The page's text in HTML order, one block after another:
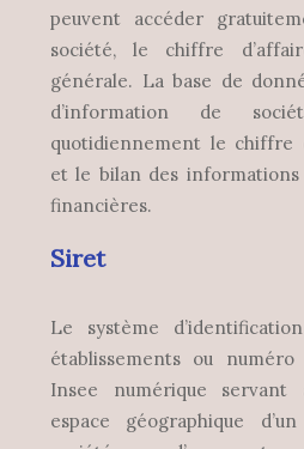
peuvent accéder
société, le chiffre
générale. La base de
d’information de
quotidiennement le chiffre
et le bilan des informations
financières.
Siret
Le système
établissements ou
Insee numérique
espace géographique